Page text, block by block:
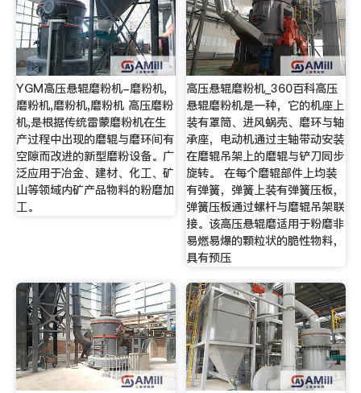
YGM高压悬辊磨粉机-磨粉机,
磨粉机,磨粉机,磨粉机 高压磨粉
机,是根据传统雷蒙磨粉机在生
产过程中出现的磨辊与磨环间有
空隙而改进的新型磨粉设备。广
泛应用于冶金、建材、化工、矿
山等领域内矿产品物料的粉磨加
工。
高压悬辊磨粉机_360百科高压
悬辊磨粉机是一种，它的机座上
装有罩筒、进风蜗壳、磨环与轴
承座，电动机通过主轴带动安装
在磨辊吊架上的磨辊与铲刀同步
旋转。 在每个磨辊部件上均装
有弹簧，弹簧上装有弹簧压板，
弹簧压板通过螺杆与磨辊吊架联
接。该高压悬辊磨适用于粉磨非
易燃易爆的颗粒状的脆性物料，
具有预压